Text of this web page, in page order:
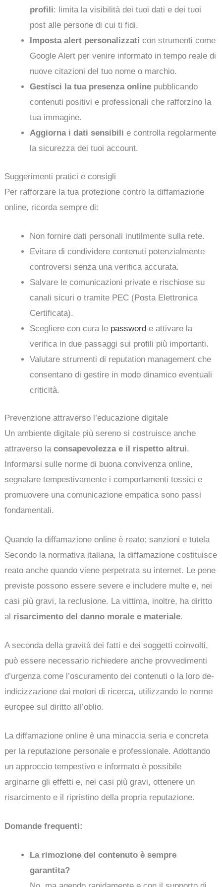
profili: limita la visibilità dei tuoi dati e dei tuoi
post alle persone di cui ti fidi.
Imposta alert personalizzati con strumenti come
Google Alert per venire informato in tempo reale di
nuove citazioni del tuo nome o marchio.
Gestisci la tua presenza online pubblicando
contenuti positivi e professionali che rafforzino la
tua immagine.
Aggiorna i dati sensibili e controlla regolarmente
la sicurezza dei tuoi account.
Suggerimenti pratici e consigli
Per rafforzare la tua protezione contro la diffamazione
online, ricorda sempre di:
Non fornire dati personali inutilmente sulla rete.
Evitare di condividere contenuti potenzialmente
controversi senza una verifica accurata.
Salvare le comunicazioni private e rischiose su
canali sicuri o tramite PEC (Posta Elettronica
Certificata).
Scegliere con cura le password e attivare la
verifica in due passaggi sui profili più importanti.
Valutare strumenti di reputation management che
consentano di gestire in modo dinamico eventuali
criticità.
Prevenzione attraverso l’educazione digitale
Un ambiente digitale più sereno si costruisce anche
attraverso laconsapevolezza e il rispetto altrui.
Informarsi sulle norme di buona convivenza online,
segnalare tempestivamente i comportamenti tossici e
promuovere una comunicazione empatica sono passi
fondamentali.
Quando la diffamazione online è reato: sanzioni e tutela
Secondo la normativa italiana, la diffamazione costituisce
reato anche quando viene perpetrata su internet. Le pene
previste possono essere severe e includere multe e, nei
casi più gravi, la reclusione. La vittima, inoltre, ha diritto
al risarcimento del danno morale e materiale.
A seconda della gravità dei fatti e dei soggetti coinvolti,
può essere necessario richiedere anche provvedimenti
d’urgenza come l’oscuramento dei contenuti o la loro de-
indicizzazione dai motori di ricerca, utilizzando le norme
europee sul diritto all’oblio.
La diffamazione online è una minaccia seria e concreta
per la reputazione personale e professionale. Adottando
un approccio tempestivo e informato è possibile
arginarne gli effetti e, nei casi più gravi, ottenere un
risarcimento e il ripristino della propria reputazione.
Domande frequenti:
La rimozione del contenuto è sempre
garantita?